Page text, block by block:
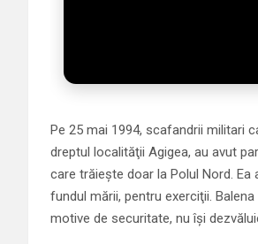
Pe 25 mai 1994, scafandrii militari
dreptul localităţii Agigea, au avut
care trăieşte doar la Polul Nord.
fundul mării, pentru exerciţii.
motive de securitate, nu îşi